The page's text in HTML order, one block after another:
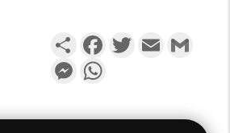
PartagerFacebookTwitterEmail
Messenger